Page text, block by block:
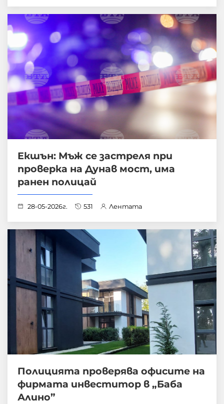
Екшън: Мъж се застреля при
проверка на Дунав мост, има
ранен полицай
28-05-2026г. 531 Лентата
Полицията проверява офисите на
фирмата инвеститор в „Баба
Алино”